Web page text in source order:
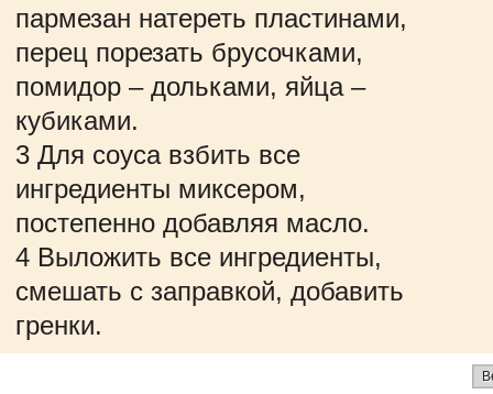
пармезан натереть пластинами,
перец порезать брусочками,
помидор – дольками, яйца –
кубиками.
3 Для соуса взбить все
ингредиенты миксером,
постепенно добавляя масло.
4 Выложить все ингредиенты,
смешать с заправкой, добавить
гренки.